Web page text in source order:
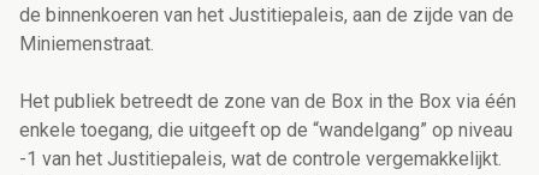
de binnenkoeren van het Justitiepaleis, aan de zijde van de
Miniemenstraat.
Het publiek betreedt de zone van de Box in the Box via één
enkele toegang, die uitgeeft op de “wandelgang” op niveau
-1 van het Justitiepaleis, wat de controle vergemakkelijkt.